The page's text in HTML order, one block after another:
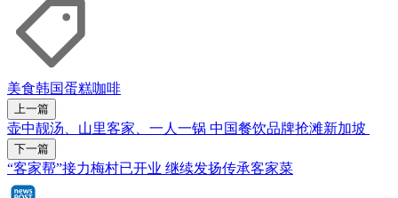
美食韩国蛋糕咖啡
上一篇
壶中靓汤、山里客家、一人一锅 中国餐饮品牌抢滩新加坡
下一篇
“客家帮”接力梅村已开业 继续发扬传承客家菜